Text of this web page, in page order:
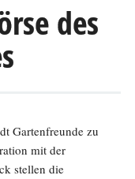
des
Gartenfreunde zu
mit der
stellen die